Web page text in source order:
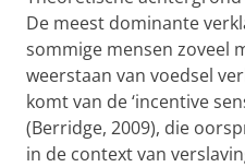
De meest dominante
sommige mensen zoveel
weerstaan van voedsel
komt van de ‘incentive
(Berridge, 2009), die
in de context van